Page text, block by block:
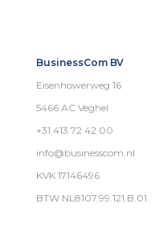
BusinessCom BV
Eisenhowerweg 16
5466 AC Veghel
+31 413 72 42 00
info@businesscom.nl
KVK 17146496
BTW NL8107.99.121.B.01